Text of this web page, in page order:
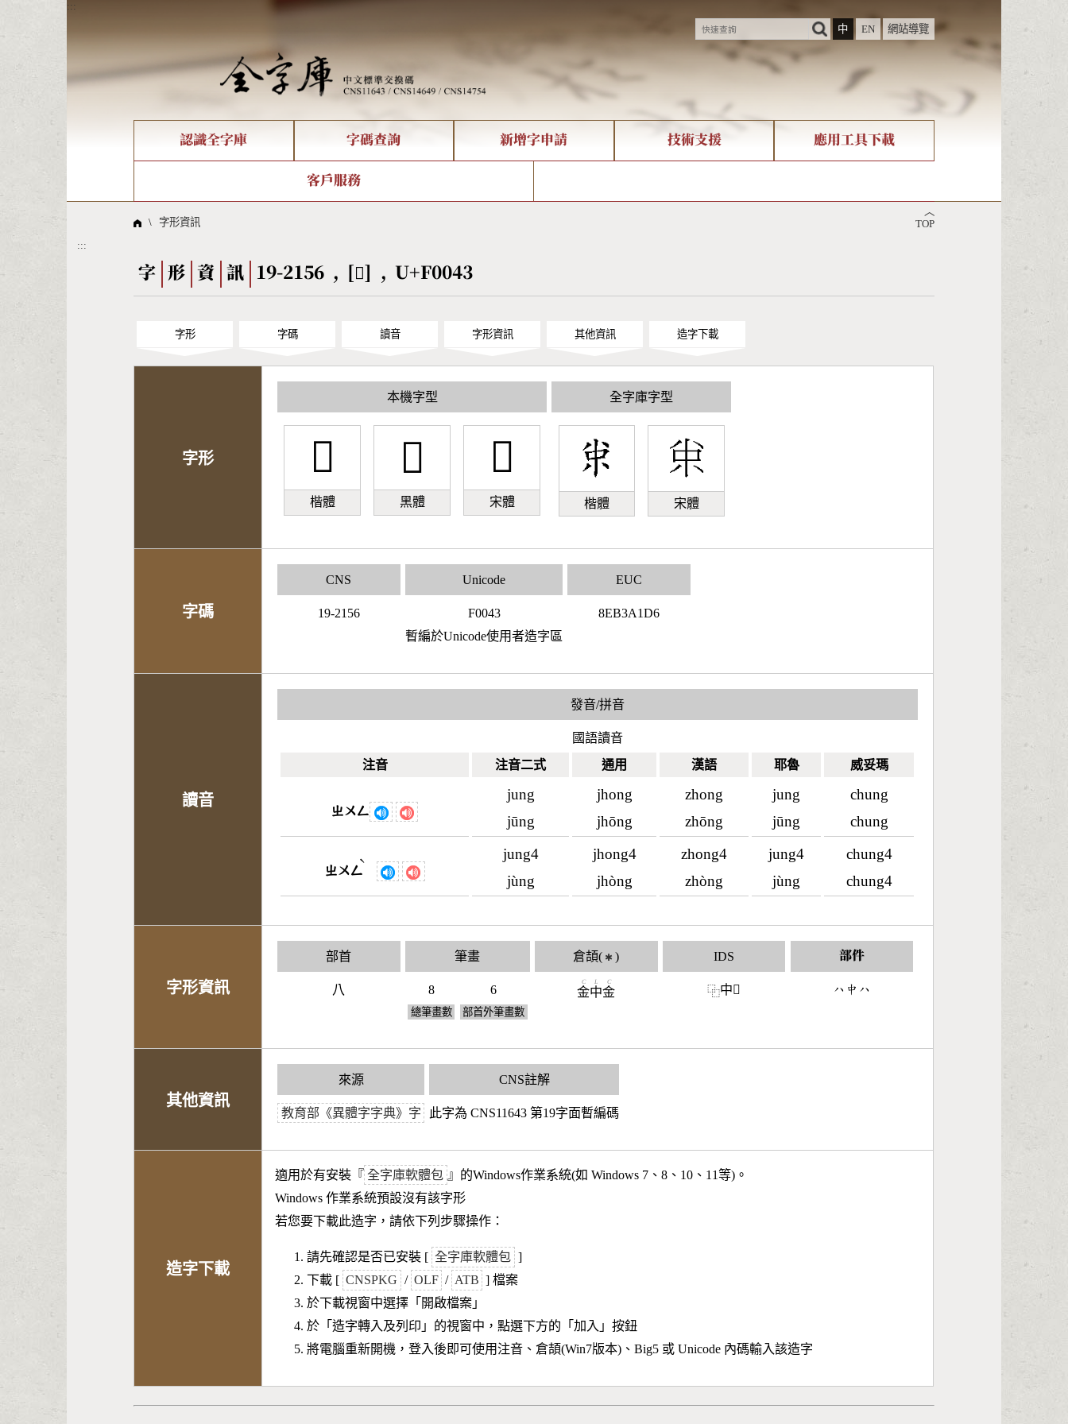
:::
中
EN 網站導覽
認識全字庫
全字庫現況
線上教學
字碼查詢
部件查詢
倉頡查詢
Big5查詢 拼音查詢
新增字申請 技術支援
造字解決方案
應用工具下載
字形下載
客戶服務
問題集
︿
TOP
\ 字形資訊
:::
字 形 資 訊 19-2156 , [󰁃] , U+F0043
字形 字碼 讀音 字形資訊 其他資訊 造字下載
字形
本機字型
󰁃
楷體
󰁃
黑體
󰁃
宋體
全字庫字型
楷體 宋體
字碼
CNS
19-2156
Unicode
F0043
暫編於Unicode使用者造字區
EUC
8EB3A1D6
讀音
發音/拼音
國語讀音
注音
注音二式 通用 漢語 耶魯 威妥瑪
ㄓㄨㄥ
jung
jūng
jhong
jhōng
zhong
zhōng
jung
jūng
chung
chung
ㄓㄨㄥ
ˋ
jung4
jùng
jhong4
jhòng
zhong4
zhòng
jung4
jùng
chung4
chung4
字形資訊
部首
八
筆畫
8
總筆畫數
6
部首外筆畫數
倉頡( ✱ )
金
C
中
L
金
C
IDS
⿻中𠔁
部件
󶀰󶃕󶀰
其他資訊
來源
教育部《異體字字典》字
CNS註解
此字為 CNS11643 第19字面暫編碼
造字下載
適用於有安裝『 全字庫軟體包 』的Windows作業系統(如 Windows 7、8、10、11等)。
Windows 作業系統預設沒有該字形
若您要下載此造字，請依下列步驟操作：
請先確認是否已安裝 [ 全字庫軟體包 ]
下載 [ CNSPKG / OLF / ATB ] 檔案
於下載視窗中選擇「開啟檔案」
於「造字轉入及列印」的視窗中，點選下方的「加入」按鈕
將電腦重新開機，登入後即可使用注音、倉頡(Win7版本)、Big5 或 Unicode 內碼輸入該造字